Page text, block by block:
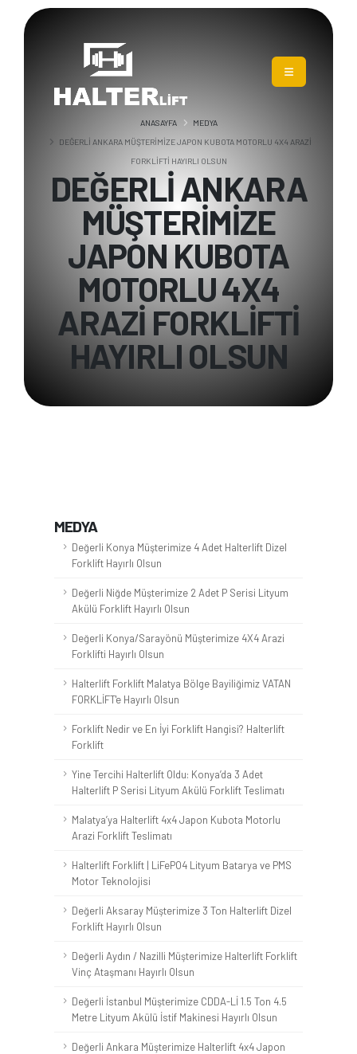
DEĞERLİ ANKARA
MÜŞTERİMİZE
JAPON KUBOTA
MOTORLU 4X4
ARAZİ FORKLİFTİ
HAYIRLI OLSUN
ANASAYFA
MEDYA
DEĞERLİ ANKARA MÜŞTERİMİZE JAPON KUBOTA MOTORLU 4X4 ARAZİ
FORKLİFTİ HAYIRLI OLSUN
MEDYA
Değerli Konya Müşterimize 4 Adet Halterlift Dizel
Forklift Hayırlı Olsun
Değerli Niğde Müşterimize 2 Adet P Serisi Lityum
Akülü Forklift Hayırlı Olsun
Değerli Konya/Sarayönü Müşterimize 4X4 Arazi
Forklifti Hayırlı Olsun
Halterlift Forklift Malatya Bölge Bayiliğimiz VATAN
FORKLİFT'e Hayırlı Olsun
Forklift Nedir ve En İyi Forklift Hangisi? Halterlift
Forklift
Yine Tercihi Halterlift Oldu: Konya’da 3 Adet
Halterlift P Serisi Lityum Akülü Forklift Teslimatı
Malatya’ya Halterlift 4x4 Japon Kubota Motorlu
Arazi Forklift Teslimatı
Halterlift Forklift | LiFePO4 Lityum Batarya ve PMS
Motor Teknolojisi
Değerli Aksaray Müşterimize 3 Ton Halterlift Dizel
Forklift Hayırlı Olsun
Değerli Aydın / Nazilli Müşterimize Halterlift Forklift
Vinç Ataşmanı Hayırlı Olsun
Değerli İstanbul Müşterimize CDDA-Lİ 1.5 Ton 4.5
Metre Lityum Akülü İstif Makinesi Hayırlı Olsun
Değerli Ankara Müşterimize Halterlift 4x4 Japon